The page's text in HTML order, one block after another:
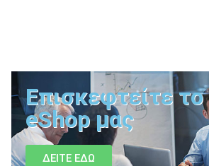
Επισκεφτείτε το
eShop μας
ΔΕΙΤΕ ΕΔΩ